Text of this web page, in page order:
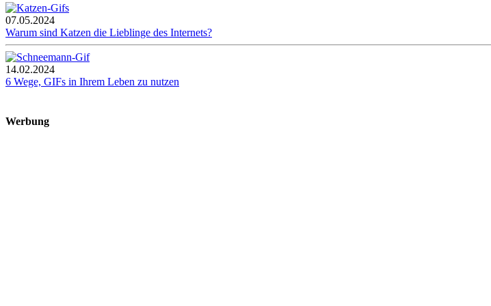
07.05.2024
Warum sind Katzen die Lieblinge des Internets?
14.02.2024
6 Wege, GIFs in Ihrem Leben zu nutzen
Werbung